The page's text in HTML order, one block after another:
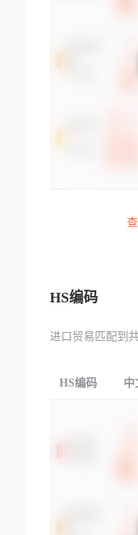
HS编码
进口贸易匹配到
HS编码 中